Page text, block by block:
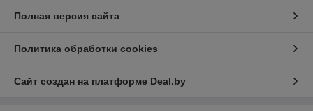
Полная версия сайта
Политика обработки cookies
Сайт создан на платформе Deal.by